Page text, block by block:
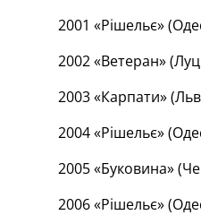
2001 «Рішельє»
2002 «Ветеран»
2003 «Карпати»
2004 «Рішельє»
2005 «Буковина»
2006 «Рішельє»